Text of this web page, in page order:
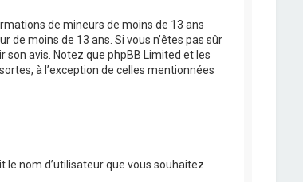
de mineurs de moins de 13 ans
moins de 13 ans. Si vous n’êtes pas sûr
son avis. Notez que phpBB Limited et les
à l’exception de celles mentionnées
le nom d’utilisateur que vous souhaitez